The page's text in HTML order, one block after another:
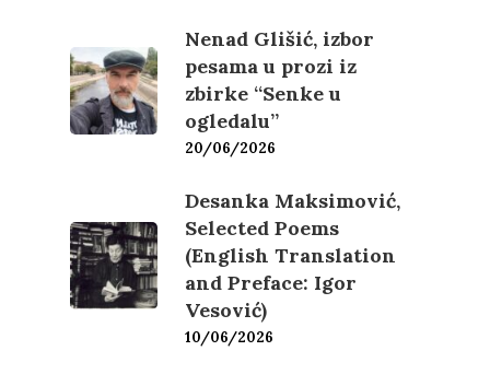
Nenad Glišić, izbor
pesama u prozi iz
zbirke “Senke u
ogledalu”
20/06/2026
Desanka Maksimović,
Selected Poems
(English Translation
and Preface: Igor
Vesović)
10/06/2026
Novosti
O nama